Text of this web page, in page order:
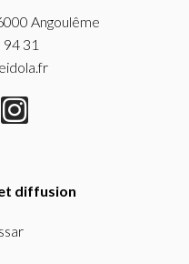
Angoulême
31
I
t
g
diffusion